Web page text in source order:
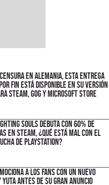
en Alemania, esta entrega
fin está disponible en su versión
Steam, GOG y Microsoft Store
Souls debuta con 60% de
en Steam, ¿qué está mal con el
de PlayStation?
a los fans con un nuevo
Yuta antes de su gran anuncio